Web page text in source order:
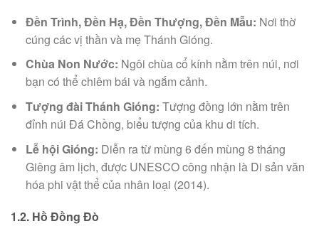
Đền Trình, Đền Hạ, Đền Thượng, Đền Mẫu: Nơi thờ
cúng các vị thần và mẹ Thánh Gióng.
Chùa Non Nước: Ngôi chùa cổ kính nằm trên núi, nơi
bạn có thể chiêm bái và ngắm cảnh.
Tượng đài Thánh Gióng: Tượng đồng lớn nằm trên
đỉnh núi Đá Chồng, biểu tượng của khu di tích.
Lễ hội Gióng: Diễn ra từ mùng 6 đến mùng 8 tháng
Giêng âm lịch, được UNESCO công nhận là Di sản văn
hóa phi vật thể của nhân loại (2014).
1.2. Hồ Đồng Đò